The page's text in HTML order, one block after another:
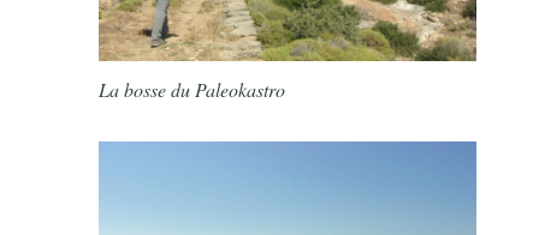
La bosse du Paleokastro